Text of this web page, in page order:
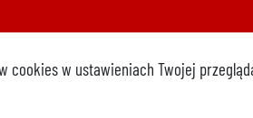
cookies w ustawieniach Twojej